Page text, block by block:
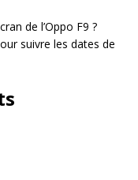
de l’Oppo F9 ?
suivre les dates de